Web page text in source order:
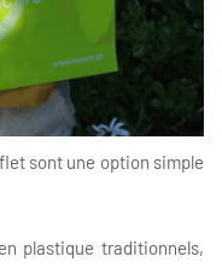
sont une option simple
plastique traditionnels,